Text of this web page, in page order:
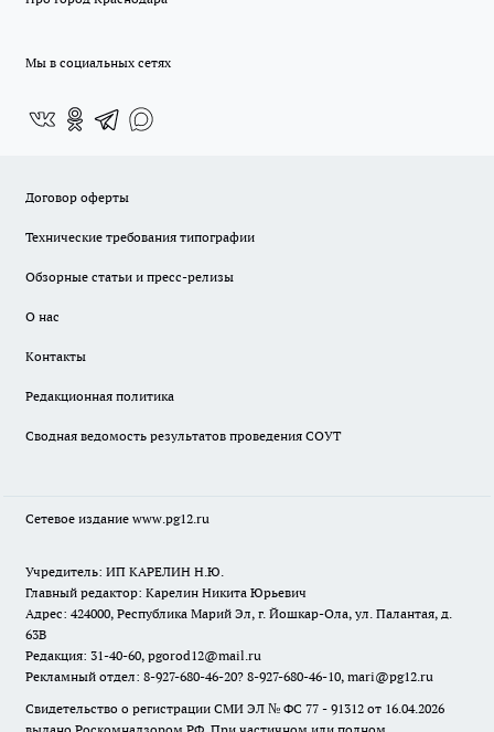
Мы в социальных сетях
Договор оферты
Технические требования типографии
Обзорные статьи и пресс-релизы
О нас
Контакты
Редакционная политика
Сводная ведомость результатов проведения СОУТ
Сетевое издание www.pg12.ru
Учредитель: ИП КАРЕЛИН Н.Ю.
Главный редактор: Карелин Никита Юрьевич
Адрес: 424000, Республика Марий Эл, г. Йошкар-Ола, ул. Палантая, д.
63В
Редакция: 31-40-60, pgorod12@mail.ru
Рекламный отдел: 8-927-680-46-20? 8-927-680-46-10, mari@pg12.ru
Свидетельство о регистрации СМИ ЭЛ № ФС 77 - 91312 от 16.04.2026